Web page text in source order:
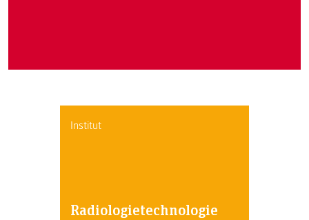
Institut
Radiologietechnologie